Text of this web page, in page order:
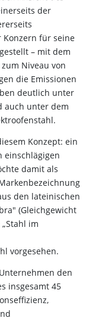
der
für seine
– mit dem
Niveau von
die Emissionen
deutlich unter
auch unter dem
Konzept: ein
einschlägigen
damit als
den lateinischen
(Gleichgewicht
im
vorgesehen.
den
insgesamt 45